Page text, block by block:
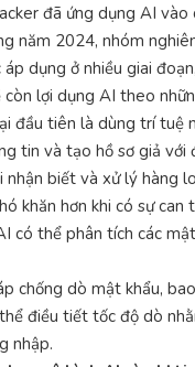
đã ứng dụng AI
năm 2024, nhóm
dụng ở nhiều giai
lợi dụng AI theo
đầu tiên là dùng trí tuệ
tin và tạo hồ sơ giả
biết và xử lý hàng
khăn hơn khi có sự
có thể phân tích các
chống dò mật khẩu,
điều tiết tốc độ dò
nhập.